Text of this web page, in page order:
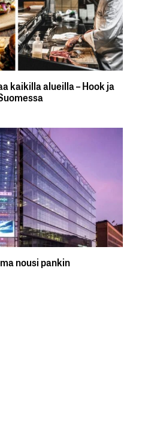
kaikilla alueilla – Hook ja
nousi pankin